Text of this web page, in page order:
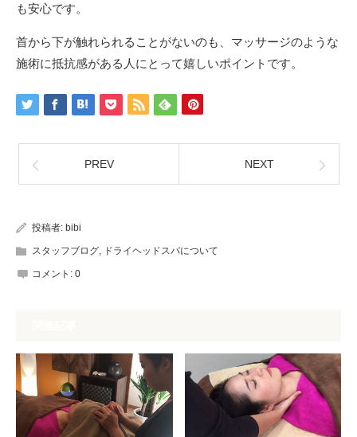
も安心です。
首から下が触れられることがないのも、マッサージのような
施術に抵抗感がある人にとって嬉しいポイントです。
PREV NEXT
投稿者: bibi
スタッフブログ ドライヘッドスパについて
コメント: 0